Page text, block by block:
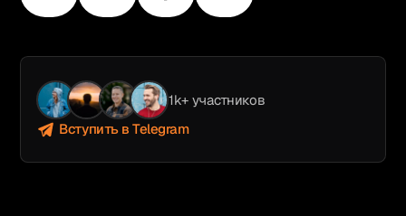
1k+ участников
Вступить в Telegram